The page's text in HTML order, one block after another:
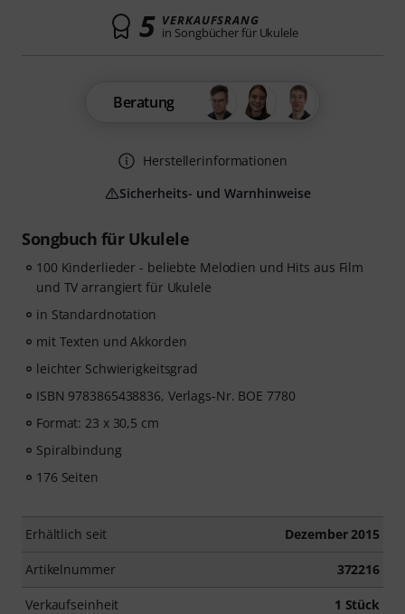
Songbuch für Ukulele
100 Kinderlieder - beliebte Melodien und Hits aus Film
und TV arrangiert für Ukulele
in Standardnotation
mit Texten und Akkorden
leichter Schwierigkeitsgrad
ISBN 9783865438836, Verlags-Nr. BOE 7780
Format: 23 x 30,5 cm
Spiralbindung
176 Seiten
Erhältlich seit Dezember 2015
Artikelnummer 372216
Verkaufseinheit 1 Stück
5 VERKAUFSRANG
in Songbücher für Ukulele
Beratung
Herstellerinformationen
Sicherheits- und Warnhinweise